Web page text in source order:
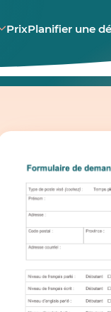
PrixPlanifier une